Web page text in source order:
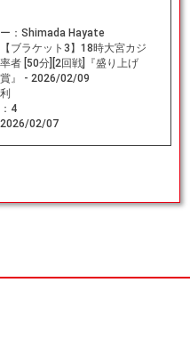
： Shimada Hayate
【ブラケット3】18時大宮カジ
者 [50分][2回戦]『盛り上げ
』 - 2026/02/09
4
2026/02/07